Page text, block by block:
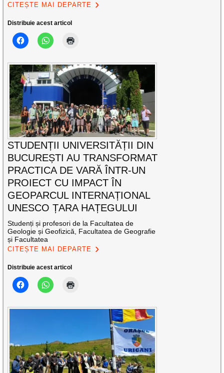
CITEȘTE MAI DEPARTE
Distribuie acest articol
STUDENȚII UNIVERSITĂȚII DIN
BUCUREȘTI AU TRANSFORMAT
PRACTICA DE VARĂ ÎNTR-UN
PROIECT CU IMPACT ÎN
GEOPARCUL INTERNAȚIONAL
UNESCO ȚARA HAȚEGULUI
Studenți și profesori de la Facultatea de
Geologie și Geofizică, Facultatea de Geografie
și Facultatea
CITEȘTE MAI DEPARTE
Distribuie acest articol